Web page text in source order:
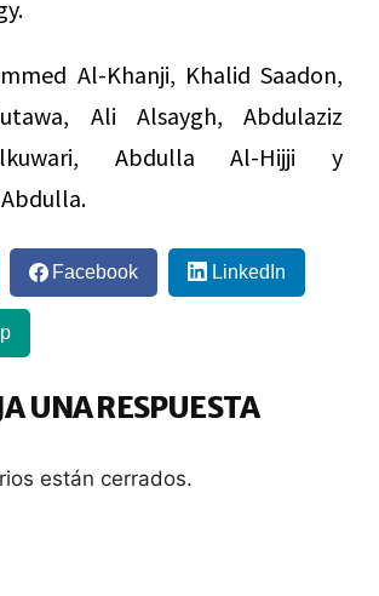
Al-Khanji, Khalid Saadon,
Ali Alsaygh, Abdulaziz
Abdulla Al-Hijji y
Facebook LinkedIn
UNA RESPUESTA
están cerrados.